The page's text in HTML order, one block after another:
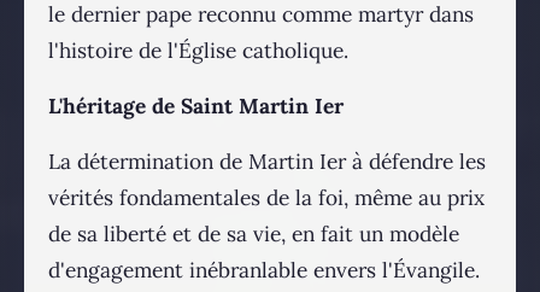
le dernier pape reconnu comme martyr dans
l'histoire de l'Église catholique.
L'héritage de Saint Martin Ier
La détermination de Martin Ier à défendre les
vérités fondamentales de la foi, même au prix
de sa liberté et de sa vie, en fait un modèle
d'engagement inébranlable envers l'Évangile.